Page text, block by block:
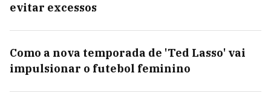
evitar excessos
Como a nova temporada de 'Ted Lasso' vai
impulsionar o futebol feminino